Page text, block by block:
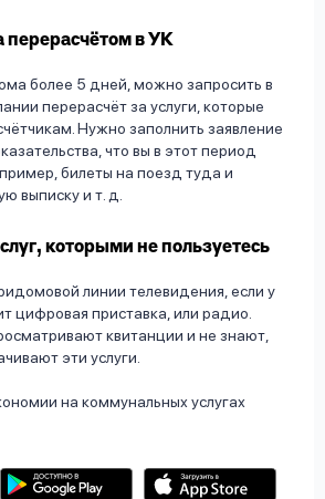
перерасчётом в УК
более 5 дней, можно запросить в
перерасчёт за услуги, которые
Нужно заполнить заявление
что вы в этот период
билеты на поезд туда и
выписку и т. д.
которыми не пользуетесь
линии телевидения, если у
цифровая приставка, или радио.
квитанции и не знают,
эти услуги.
на коммунальных услугах